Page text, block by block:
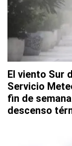
El viento Sur
Servicio
fin de
descenso